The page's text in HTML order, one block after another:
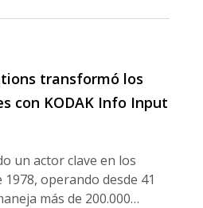
transformó los
con KODAK Info Input
un actor clave en los
operando desde 41
más de 200.000…